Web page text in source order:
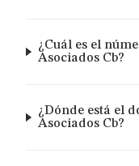
¿Cuál es el
Asociados Cb?
¿Dónde está el
Asociados Cb?